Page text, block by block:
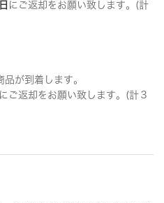
にご返却をお願い致します。(計
が到着します。
にご返却をお願い致します。(計３